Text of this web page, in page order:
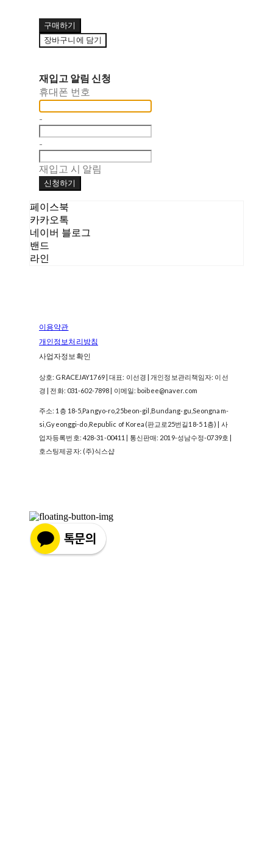
구매하기
장바구니에 담기
재입고 알림 신청
휴대폰 번호
-
-
재입고 시 알림
신청하기
페이스북
카카오톡
네이버 블로그
밴드
라인
이용약관
개인정보처리방침
사업자정보확인
상호: GRACEJAY1769 | 대표: 이선경 | 개인정보관리책임자: 이선
경 | 전화: 031-602-7898 | 이메일: boibee@naver.com
주소: 1층 18-5,Pangyo-ro,25beon-gil,Bundang-gu,Seongnam-
si,Gyeonggi-do,Republic of Korea(판교로25번길18-5 1층) | 사
업자등록번호: 428-31-00411 | 통신판매: 2019-성남수정-0739호 |
호스팅제공자: (주)식스샵